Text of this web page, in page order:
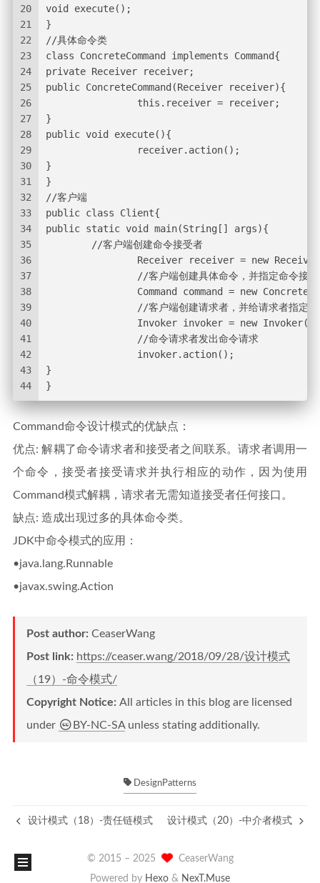
20
21
22
23
24
25
26
27
28
29
30
31
32
33
34
35
36
37
38
39
40
41
42
43
44
void execute();
}
//具体命令类
class ConcreteCommand implements Command{
private Receiver receiver;
public ConcreteCommand(Receiver receiver){
                this.receiver = receiver;
}
public void execute(){
                receiver.action();
}
}
//客户端
public class Client{
public static void main(String[] args){
	//客户端创建命令接受者
Receiver receiver = new
//客户端创建具体命令，并指定命令接
Command command = new
//客户端创建请求者，并给请求者指定
Invoker invoker = new
		//命令请求者发出命令请求
                invoker.action();
}
}
Command命令设计模式的优缺点：
优点: 解耦了命令请求者和接受者之间联系。请求者调用一
个命令，接受者接受请求并执行相应的动作，因为使用
Command模式解耦，请求者无需知道接受者任何接口。
缺点: 造成出现过多的具体命令类。
JDK中命令模式的应用：
•java.lang.Runnable
•javax.swing.Action
Post author: CeaserWang
Post link: https://ceaser.wang/2018/09/28/设计模式
（19）-命令模式/
Copyright Notice: All articles in this blog are licensed
under
BY-NC-SAunless stating additionally.
DesignPatterns
设计模式（18）-责任链模式 设计模式（20）-中介者模式
© 2015 – 2025
CeaserWang
Powered by Hexo & NexT.Muse